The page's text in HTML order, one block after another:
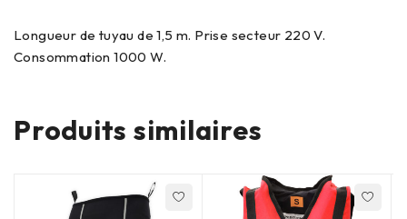
Longueur de tuyau de 1,5 m. Prise secteur 220 V.
Consommation 1000 W.
Produits similaires